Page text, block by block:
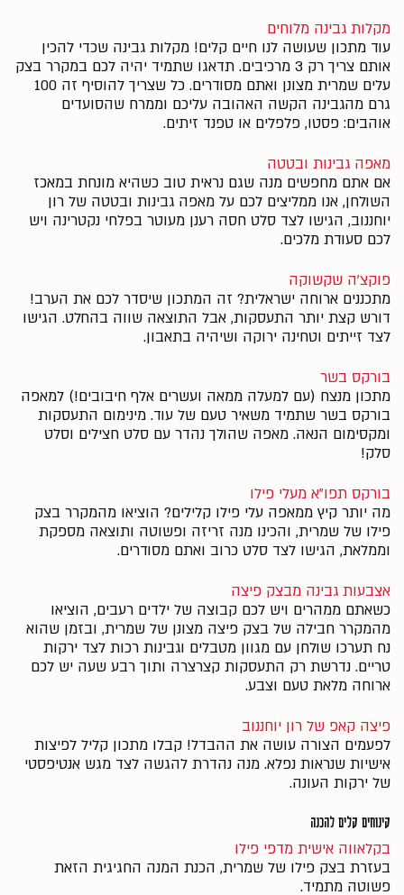
מקלות גבינה מלוחים
עוד מתכון שעושה לנו חיים קלים! מקלות גבינה שכדי להכין
אותם צריך רק 3 מרכיבים. תדאגו שתמיד יהיה לכם במקרר בצק
עלים שמרית מצונן ואתם מסודרים. כל שצריך להוסיף זה 100
גרם מהגבינה הקשה האהובה עליכם וממרח שהסועדים
אוהבים: פסטו, פלפלים או טפנד זיתים.
מאפה גבינות ובטטה
אם אתם מחפשים מנה שגם נראית טוב כשהיא מונחת במאכז
השולחן, אנו ממליצים לכם על מאפה גבינות ובטטה של רון
יוחננוב, הגישו לצד סלט חסה רענן מעוטר בפלחי נקטרינה ויש
לכם סעודת מלכים.
פוקצ'ה שקשוקה
מתכננים ארוחה ישראלית? זה המתכון שיסדר לכם את הערב!
דורש קצת יותר התעסקות, אבל התוצאה שווה בהחלט. הגישו
לצד זייתים וטחינה ירוקה ושיהיה בתאבון.
בורקס בשר
מתכון מנצח (עם למעלה ממאה ועשרים אלף חיבובים!) למאפה
בורקס בשר שתמיד משאיר טעם של עוד. מינימום התעסקות
ומקסימום הנאה. מאפה שהולך נהדר עם סלט חצילים וסלט
סלק!
בורקס תפו"א מעלי פילו
מה יותר קיץ ממאפה עלי פילו קלילים? הוציאו מהמקרר בצק
פילו של שמרית, והכינו מנה זריזה ופשוטה ותוצאה מספקת
וממלאת, הגישו לצד סלט כרוב ואתם מסודרים.
אצבעות גבינה מבצק פיצה
כשאתם ממהרים ויש לכם קבוצה של ילדים רעבים, הוציאו
מהמקרר חבילה של בצק פיצה מצונן של שמרית, ובזמן שהוא
נח תערכו שולחן עם מגוון מטבלים וגבינות רכות לצד ירקות
טריים. נדרשת רק התעסקות קצרצרה ותוך רבע שעה יש לכם
ארוחה מלאת טעם וצבע.
פיצה קאפ של רון יוחננוב
לפעמים הצורה עושה את ההבדל! קבלו מתכון קליל לפיצות
אישיות שנראות נפלא. מנה נהדרת להגשה לצד מגש אנטיפסטי
של ירקות העונה.
קינוחים קלים להכנה
בקלאווה אישית מדפי פילו
בעזרת בצק פילו של שמרית, הכנת המנה החגיגית הזאת
פשוטה מתמיד.